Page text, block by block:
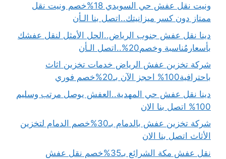
ونيت نقل عفش حي السويدي 18%خصم ونيت نقل
ممتاز دون كسر ميزانيتك..اتصل بنا الـأن
دينا نقل عفش جنوب الرياض..الحل الأمثل لنقل عفشك
بأسعارمُناسبة وخصم20%..اتصل الـأن
شركة تخزين عفش الرياض خدمات تخزين اثاث
باحترافية100% احجز الآن بـ20%خصم فوري
دينا نقل عفش حي المهدية..العفش يوصل مرتب وسليم
100% اتصل بنا الان
شركة تخزين عفش بالدمام بـ30%خصم الدمام لتخزين
الأثاث اتصل بنا الان
نقل عفش مكة الشرائع بـ35%خصم نقل عفش